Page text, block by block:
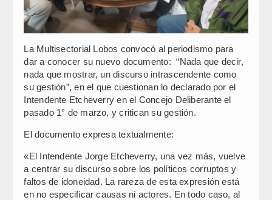
La Multisectorial Lobos convocó al periodismo para
dar a conocer su nuevo documento: “Nada que decir,
nada que mostrar, un discurso intrascendente como
su gestión”, en el que cuestionan lo declarado por el
Intendente Etcheverry en el Concejo Deliberante el
pasado 1° de marzo, y critican su gestión.
El documento expresa textualmente:
«El Intendente Jorge Etcheverry, una vez más, vuelve
a centrar su discurso sobre los políticos corruptos y
faltos de idoneidad. La rareza de esta expresión está
en no especificar causas ni actores. En todo caso, al